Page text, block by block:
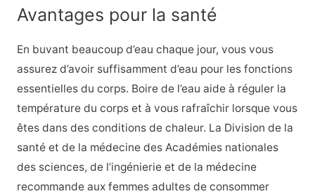
Avantages pour la santé
En buvant beaucoup d’eau chaque jour, vous vous
assurez d’avoir suffisamment d’eau pour les fonctions
essentielles du corps. Boire de l’eau aide à réguler la
température du corps et à vous rafraîchir lorsque vous
êtes dans des conditions de chaleur. La Division de la
santé et de la médecine des Académies nationales
des sciences, de l’ingénierie et de la médecine
recommande aux femmes adultes de consommer